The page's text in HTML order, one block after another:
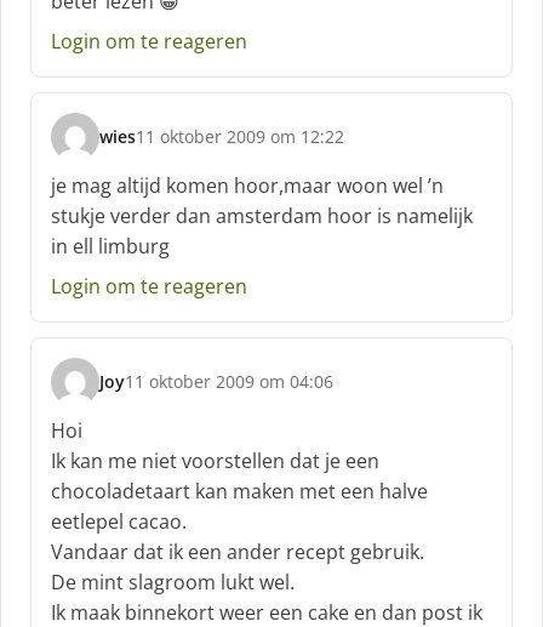
:Login om te reageren
wies
s
c
h
r
e
e
:
11 oktober 2009 om 12:22
je mag altijd komen hoor,maar woon wel ’n
stukje verder dan amsterdam hoor is namelijk
in ell limburg
Login om te reageren
Joy
s
c
h
r
e
e
f
:
11 oktober 2009 om 04:06
Hoi
Ik kan me niet voorstellen dat je een
chocoladetaart kan maken met een halve
eetlepel cacao.
Vandaar dat ik een ander recept gebruik.
De mint slagroom lukt wel.
Ik maak binnekort weer een cake en dan post ik